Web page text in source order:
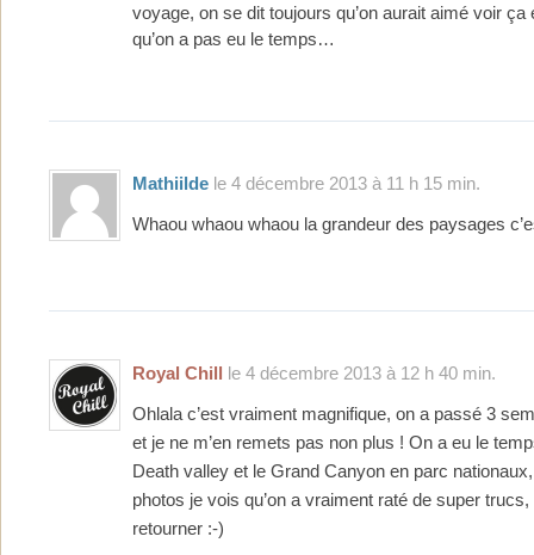
voyage, on se dit toujours qu’on aurait aimé voir ça
qu’on a pas eu le temps…
Mathiilde le 4 décembre 2013 à 11 h 15 min.
Whaou whaou whaou la grandeur des paysages
Royal Chill le 4 décembre 2013 à 12 h 40 min.
Ohlala c’est vraiment magnifique, on a passé 3
et je ne m’en remets pas non plus ! On a eu le
Death valley et le Grand Canyon en parc
photos je vois qu’on a vraiment raté de super trucs,
retourner :-)